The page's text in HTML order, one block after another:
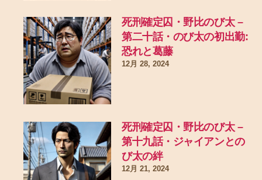
死刑確定囚・野比のび太 –
第二十話・のび太の初出勤:
恐れと葛藤
12月 28, 2024
死刑確定囚・野比のび太 –
第十九話・ジャイアンとの
び太の絆
12月 21, 2024